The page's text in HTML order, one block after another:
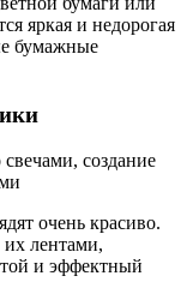
яркая и недорогая
бумажные
создание
очень красиво.
их лентами,
и эффектный